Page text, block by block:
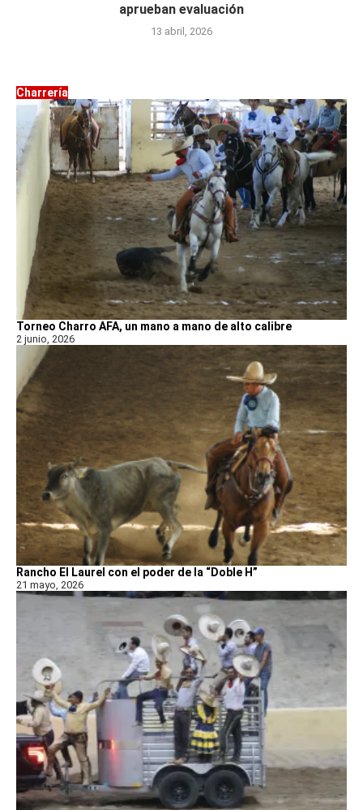
aprueban evaluación
13 abril, 2026
Charrería
Torneo Charro AFA, un mano a mano de alto calibre
2 junio, 2026
Rancho El Laurel con el poder de la “Doble H”
21 mayo, 2026